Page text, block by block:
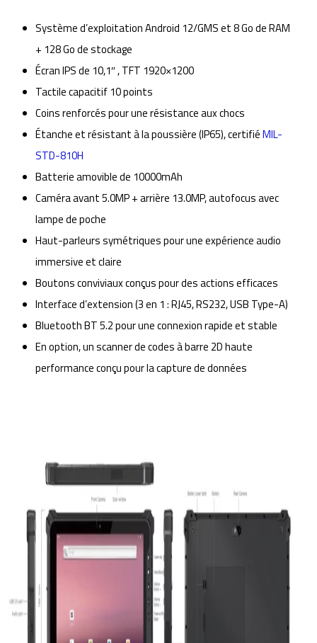
Système d’exploitation Android 12/GMS et 8 Go de RAM
+ 128 Go de stockage
Écran IPS de 10,1″ , TFT 1920×1200
Tactile capacitif 10 points
Coins renforcés pour une résistance aux chocs
Étanche et résistant à la poussière (IP65), certifiéMIL-
STD-810H
Batterie amovible de 10000mAh
Caméra avant 5.0MP + arrière 13.0MP, autofocus avec
lampe de poche
Haut-parleurs symétriques pour une expérience audio
immersive et claire
Boutons conviviaux conçus pour des actions efficaces
Interface d’extension (3 en 1 : RJ45, RS232, USB Type-A)
Bluetooth BT 5.2 pour une connexion rapide et stable
En option, un scanner de codes à barre 2D haute
performance conçu pour la capture de données